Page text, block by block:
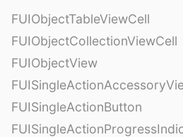
FUIObjectTableViewCell
FUIObjectCollectionViewCell
FUIObjectView
FUISingleActionButton